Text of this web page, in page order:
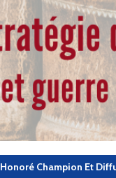
Honoré Champion Et